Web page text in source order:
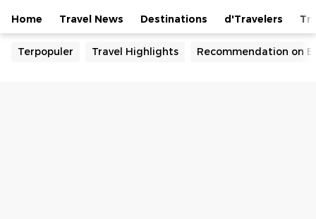
Home Travel News Destinations d'Travelers
Terpopuler Travel Highlights Recommendation on